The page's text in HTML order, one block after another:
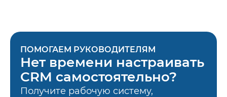
ПОМОГАЕМ РУКОВОДИТЕЛЯМ
Нет времени настраивать
CRM самостоятельно?
Получите рабочую систему,